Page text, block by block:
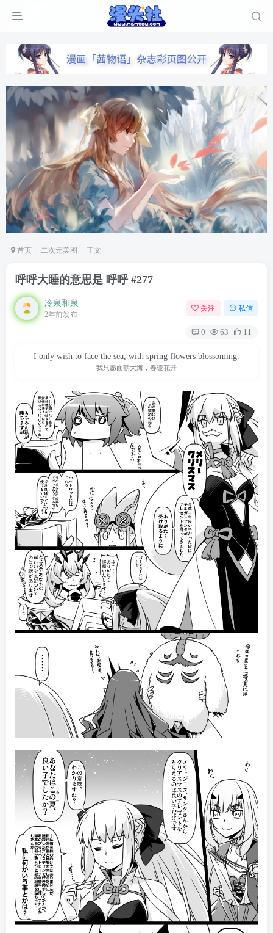
首页 二次元美图 正文
呼呼大睡的意思是 呼呼 #277
冷泉和泉
2年前发布
关注 私信
0 63 11
I only wish to face the sea, with spring flowers blossoming.
我只愿面朝大海，春暖花开